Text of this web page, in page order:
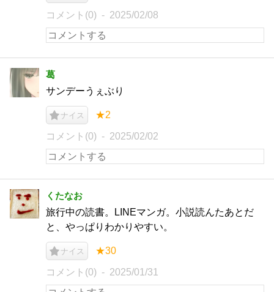
コメント(0) 2025/02/08
葛
サンデーうぇぶり
ナイス ★2
コメント(0) 2025/02/02
くたなお
旅行中の読書。LINEマンガ。小説読んたあとだ
と、やっぱりわかりやすい。
ナイス ★30
コメント(0) 2025/01/31